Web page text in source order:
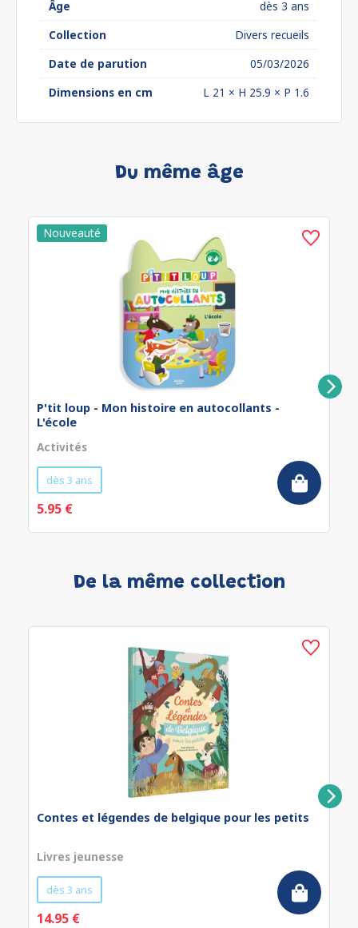
Âge
dès 3 ans
Collection
Divers recueils
Date de parution
05/03/2026
Dimensions en cm
L 21 × H 25.9 × P 1.6
Du même âge
P'tit loup - Mon histoire en autocollants -
L'école
Activités
dès 3 ans
5.95 €
De la même collection
Contes et légendes de belgique pour les petits
Livres jeunesse
dès 3 ans
14.95 €